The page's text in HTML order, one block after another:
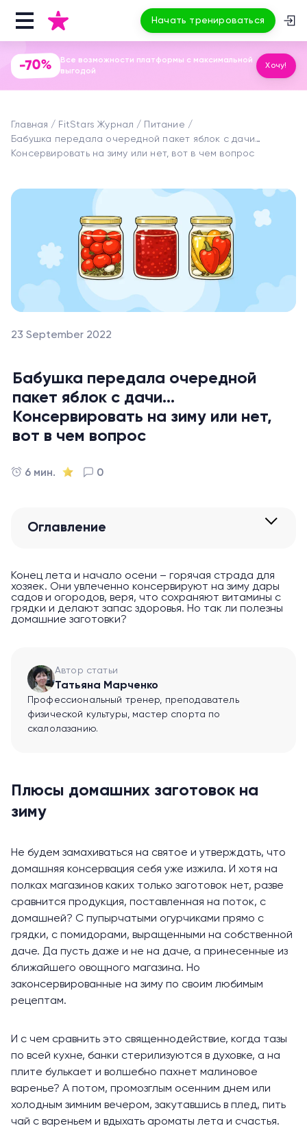
Начать тренироваться
-70%
Все возможности платформы с максимальной
выгодой
Хочу!
Главная FitStars Журнал
Питание
Бабушка передала очередной пакет яблок с дачи…
Консервировать на зиму или нет, вот в чем вопрос
23 September 2022
Бабушка передала очередной
пакет яблок с дачи…
Консервировать на зиму или нет,
вот в чем вопрос
6 мин. 0
Оглавление
Конец лета и начало осени – горячая страда для
хозяек. Они увлеченно консервируют на зиму дары
садов и огородов, веря, что сохраняют витамины с
грядки и делают запас здоровья. Но так ли полезны
домашние заготовки?
Автор статьи
Татьяна Марченко
Профессиональный тренер, преподаватель
физической культуры, мастер спорта по
скалолазанию.
Плюсы домашних заготовок на
зиму
Не будем замахиваться на святое и утверждать, что
домашняя консервация себя уже изжила. И хотя на
полках магазинов каких только заготовок нет, разве
сравнится продукция, поставленная на поток, с
домашней? С пупырчатыми огурчиками прямо с
грядки, с помидорами, выращенными на собственной
даче. Да пусть даже и не на даче, а принесенные из
ближайшего овощного магазина. Но
законсервированные на зиму по своим любимым
рецептам.
И с чем сравнить это священнодействие, когда тазы
по всей кухне, банки стерилизуются в духовке, а на
плите булькает и волшебно пахнет малиновое
варенье? А потом, промозглым осенним днем или
холодным зимним вечером, закутавшись в плед, пить
чай с вареньем и вдыхать ароматы лета и счастья.